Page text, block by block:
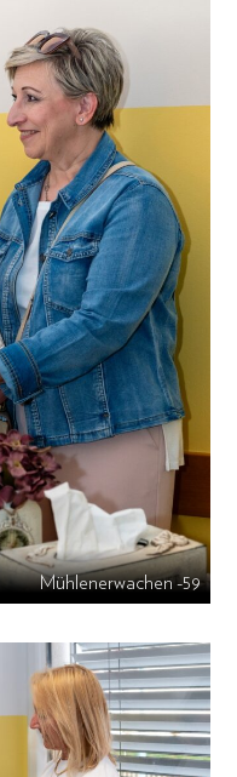
Mühlenerwachen -59